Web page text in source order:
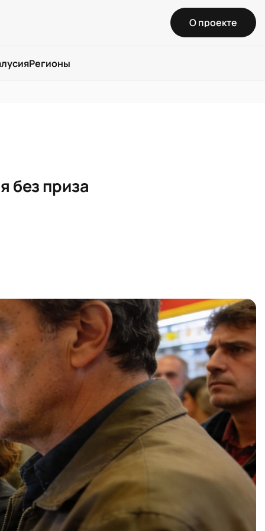
О проекте
Регионы
без приза